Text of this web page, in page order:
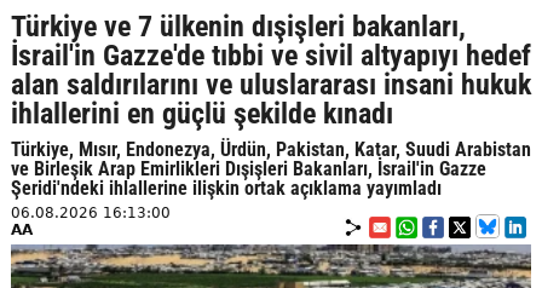
Türkiye ve 7 ülkenin dışişleri bakanları,
İsrail'in Gazze'de tıbbi ve sivil altyapıyı hedef
alan saldırılarını ve uluslararası insani hukuk
ihlallerini en güçlü şekilde kınadı
Türkiye, Mısır, Endonezya, Ürdün, Pakistan, Katar, Suudi Arabistan
ve Birleşik Arap Emirlikleri Dışişleri Bakanları, İsrail'in Gazze
Şeridi'ndeki ihlallerine ilişkin ortak açıklama yayımladı
06.08.2026 16:13:00
AA